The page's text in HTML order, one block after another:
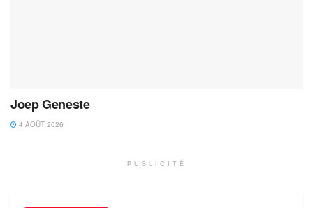
Joep Geneste
4 AOÛT 2026
PUBLICITÉ